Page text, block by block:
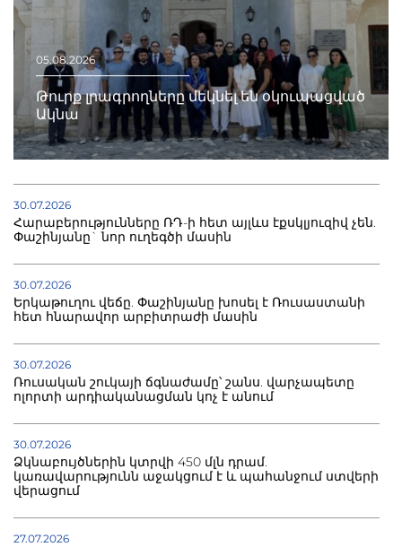
05.08.2026
Թուրք լրագրողները մեկնել են օկուպացված
Ակնա
30.07.2026
Հարաբերությունները ՌԴ-ի հետ այլևս էքսկլյուզիվ չեն.
Փաշինյանը` նոր ուղեգծի մասին
30.07.2026
Երկաթուղու վեճը. Փաշինյանը խոսել է Ռուսաստանի
հետ հնարավոր արբիտրաժի մասին
30.07.2026
Ռուսական շուկայի ճգնաժամը՝ շանս. վարչապետը
ոլորտի արդիականացման կոչ է անում
30.07.2026
Ձկնաբույծներին կտրվի 450 մլն դրամ.
կառավարությունն աջակցում է և պահանջում ստվերի
վերացում
27.07.2026